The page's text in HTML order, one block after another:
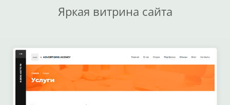
Яркая витрина сайта